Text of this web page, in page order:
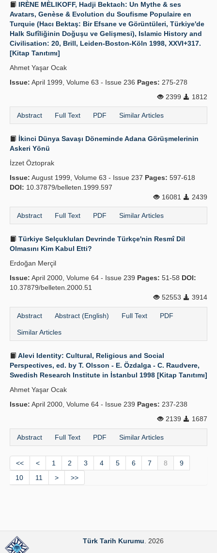
IRÈNE MÈLIKOFF, Hadji Bektach: Un Mythe & ses
Avatars, Genèse & Evolution du Soufisme Populaire en
Turquie (Hacı Bektaş: Bir Efsane ve Görüntüleri, Türkiye'de
Halk Sufîliğinin Doğuşu ve Gelişmesi), Islamic History and
Civilisation: 20, Brill, Leiden-Boston-Köln 1998, XXVI+317.
[Kitap Tanıtımı]
Ahmet Yaşar Ocak
Issue: April 1999, Volume 63 - Issue 236 Pages: 275-278
2399
1812
Abstract Full Text PDF Similar Articles
İkinci Dünya Savaşı Döneminde Adana Görüşmelerinin
Askeri Yönü
İzzet Öztoprak
Issue: August 1999, Volume 63 - Issue 237 Pages: 597-618
DOI: 10.37879/belleten.1999.597
16081
2439
Abstract Full Text PDF Similar Articles
Türkiye Selçukluları Devrinde Türkçe'nin Resmî Dil
Olmasını Kim Kabul Etti?
Erdoğan Merçil
Issue: April 2000, Volume 64 - Issue 239 Pages: 51-58 DOI:
10.37879/belleten.2000.51
52553
3914
Abstract Abstract (English) Full Text PDF
Similar Articles
Alevi Identity: Cultural, Religious and Social
Perspectives, ed. by T. Olsson - E. Özdalga - C. Raudvere,
Swedish Research Institute in İstanbul 1998 [Kitap Tanıtımı]
Ahmet Yaşar Ocak
Issue: April 2000, Volume 64 - Issue 239 Pages: 237-238
2139
1687
Abstract Full Text PDF Similar Articles
<< < 1 2 3 4 5 6 7 8
9
10
11 > >>
Türk Tarih Kurumu . 2026